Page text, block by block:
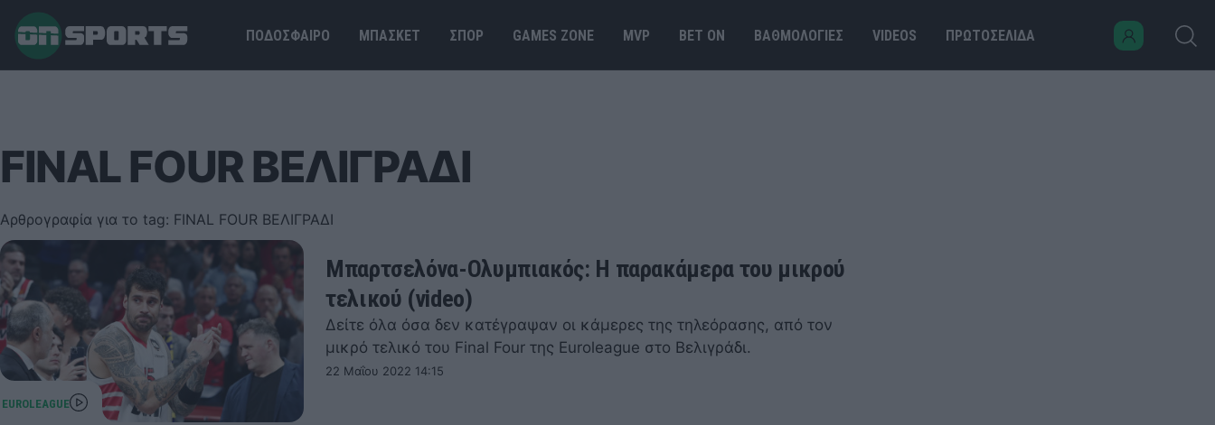
ΠΟΔΟΣΦΑΙΡΟ ΜΠΑΣΚΕΤ ΣΠΟΡ GAMES ΖΟΝΕ MVP BET ΟΝ ΒΑΘΜΟΛΟΓΙΕΣ VIDEOS ΠΡΩΤΟΣΕΛΙΔΑ
FINAL FOUR ΒΕΛΙΓΡΑΔΙ
Αρθρογραφία για το tag: FINAL FOUR ΒΕΛΙΓΡΑΔΙ
Μπαρτσελόνα-Ολυμπιακός: Η παρακάμερα του μικρού
τελικού (video)
Δείτε όλα όσα δεν κατέγραψαν οι κάμερες της τηλεόρασης, από τον
μικρό τελικό του Final Four της Euroleague στο Βελιγράδι.
22 Μαΐου 2022 14:15